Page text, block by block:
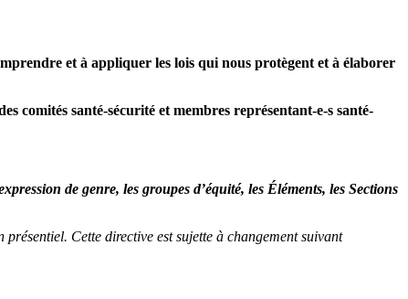
et à appliquer les lois qui nous protègent et à élaborer
comités santé-sécurité et membres représentant-e-s santé-
de genre, les groupes d’équité, les Éléments, les Sections
Cette directive est sujette à changement suivant